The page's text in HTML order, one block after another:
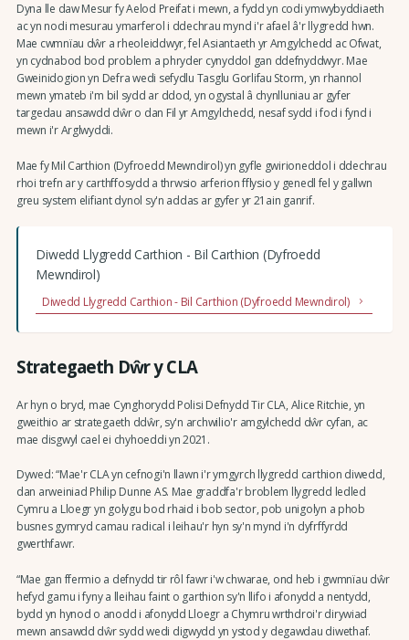
Dyna lle daw Mesur fy Aelod Preifat i mewn, a fydd yn codi ymwybyddiaeth
ac yn nodi mesurau ymarferol i ddechrau mynd i'r afael â'r llygredd hwn.
Mae cwmnïau dŵr a rheoleiddwyr, fel Asiantaeth yr Amgylchedd ac Ofwat,
yn cydnabod bod problem a phryder cynyddol gan ddefnyddwyr. Mae
Gweinidogion yn Defra wedi sefydlu Tasglu Gorlifau Storm, yn rhannol
mewn ymateb i'm bil sydd ar ddod, yn ogystal â chynlluniau ar gyfer
targedau ansawdd dŵr o dan Fil yr Amgylchedd, nesaf sydd i fod i fynd i
mewn i'r Arglwyddi.
Mae fy Mil Carthion (Dyfroedd Mewndirol) yn gyfle gwirioneddol i ddechrau
rhoi trefn ar y carthffosydd a thrwsio arferion fflysio y genedl fel y gallwn
greu system elifiant dynol sy'n addas ar gyfer yr 21ain ganrif.
Diwedd Llygredd Carthion - Bil Carthion (Dyfroedd
Mewndirol)
Diwedd Llygredd Carthion - Bil Carthion (Dyfroedd Mewndirol)
Strategaeth Dŵr y CLA
Ar hyn o bryd, mae Cynghorydd Polisi Defnydd Tir CLA, Alice Ritchie, yn
gweithio ar strategaeth ddŵr, sy'n archwilio'r amgylchedd dŵr cyfan, ac
mae disgwyl cael ei chyhoeddi yn 2021.
Dywed: “Mae'r CLA yn cefnogi'n llawn i'r ymgyrch llygredd carthion diwedd,
dan arweiniad Philip Dunne AS. Mae graddfa'r broblem llygredd ledled
Cymru a Lloegr yn golygu bod rhaid i bob sector, pob unigolyn a phob
busnes gymryd camau radical i leihau'r hyn sy'n mynd i'n dyfrffyrdd
gwerthfawr.
“Mae gan ffermio a defnydd tir rôl fawr i'w chwarae, ond heb i gwmnïau dŵr
hefyd gamu i fyny a lleihau faint o garthion sy'n llifo i afonydd a nentydd,
bydd yn hynod o anodd i afonydd Lloegr a Chymru wrthdroi'r dirywiad
mewn ansawdd dŵr sydd wedi digwydd yn ystod y degawdau diwethaf.